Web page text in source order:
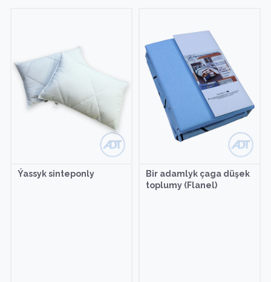
Ýassyk sinteponly
Bir adamlyk çaga düşek
toplumy (Flanel)